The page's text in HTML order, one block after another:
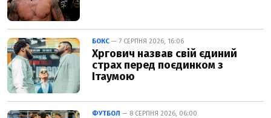
БОКС — 7 СЕРПНЯ 2026, 16:06
Хргович назвав свій єдиний
страх перед поєдинком з
Ітаумою
ФУТБОЛ — 8 СЕРПНЯ 2026, 06:00